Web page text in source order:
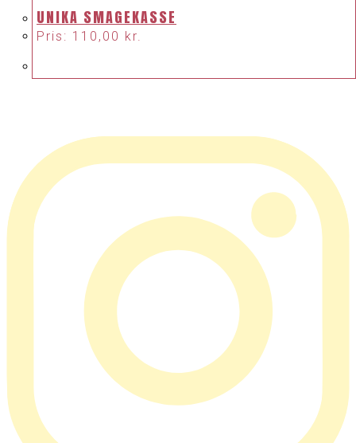
UNIKA SMAGEKASSE
Pris: 110,00 kr.